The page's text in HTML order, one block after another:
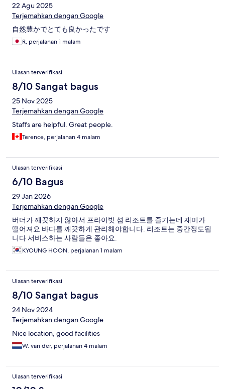
22 Agu 2025
Terjemahkan dengan Google
自然豊かでとても良かったです
R, perjalanan 1 malam
Ulasan terverifikasi
8/10 Sangat bagus
25 Nov 2025
Terjemahkan dengan Google
Staffs are helpful. Great people.
Terence, perjalanan 4 malam
Ulasan terverifikasi
6/10 Bagus
29 Jan 2026
Terjemahkan dengan Google
버더가 깨끗하지 않아서 프라이빗 섬 리조트를 즐기는데 재미가
떨어져요 바다를 깨끗하게 관리해야합니다. 리조트는 중간정도됩
니다 서비스하는 사람들은 좋아요.
KYOUNG HOON, perjalanan 1 malam
Ulasan terverifikasi
8/10 Sangat bagus
24 Nov 2024
Terjemahkan dengan Google
Nice location, good facilities
W. van der, perjalanan 4 malam
Ulasan terverifikasi